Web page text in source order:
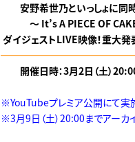
安野希世乃といっしょに同
～ It’s A PIECE OF CAKE
ダイジェストLIVE映像！重大発
開催日時：3月2日（土）
※YouTubeプレミア公開にて実
※3月9日（土）20:00までアーカ